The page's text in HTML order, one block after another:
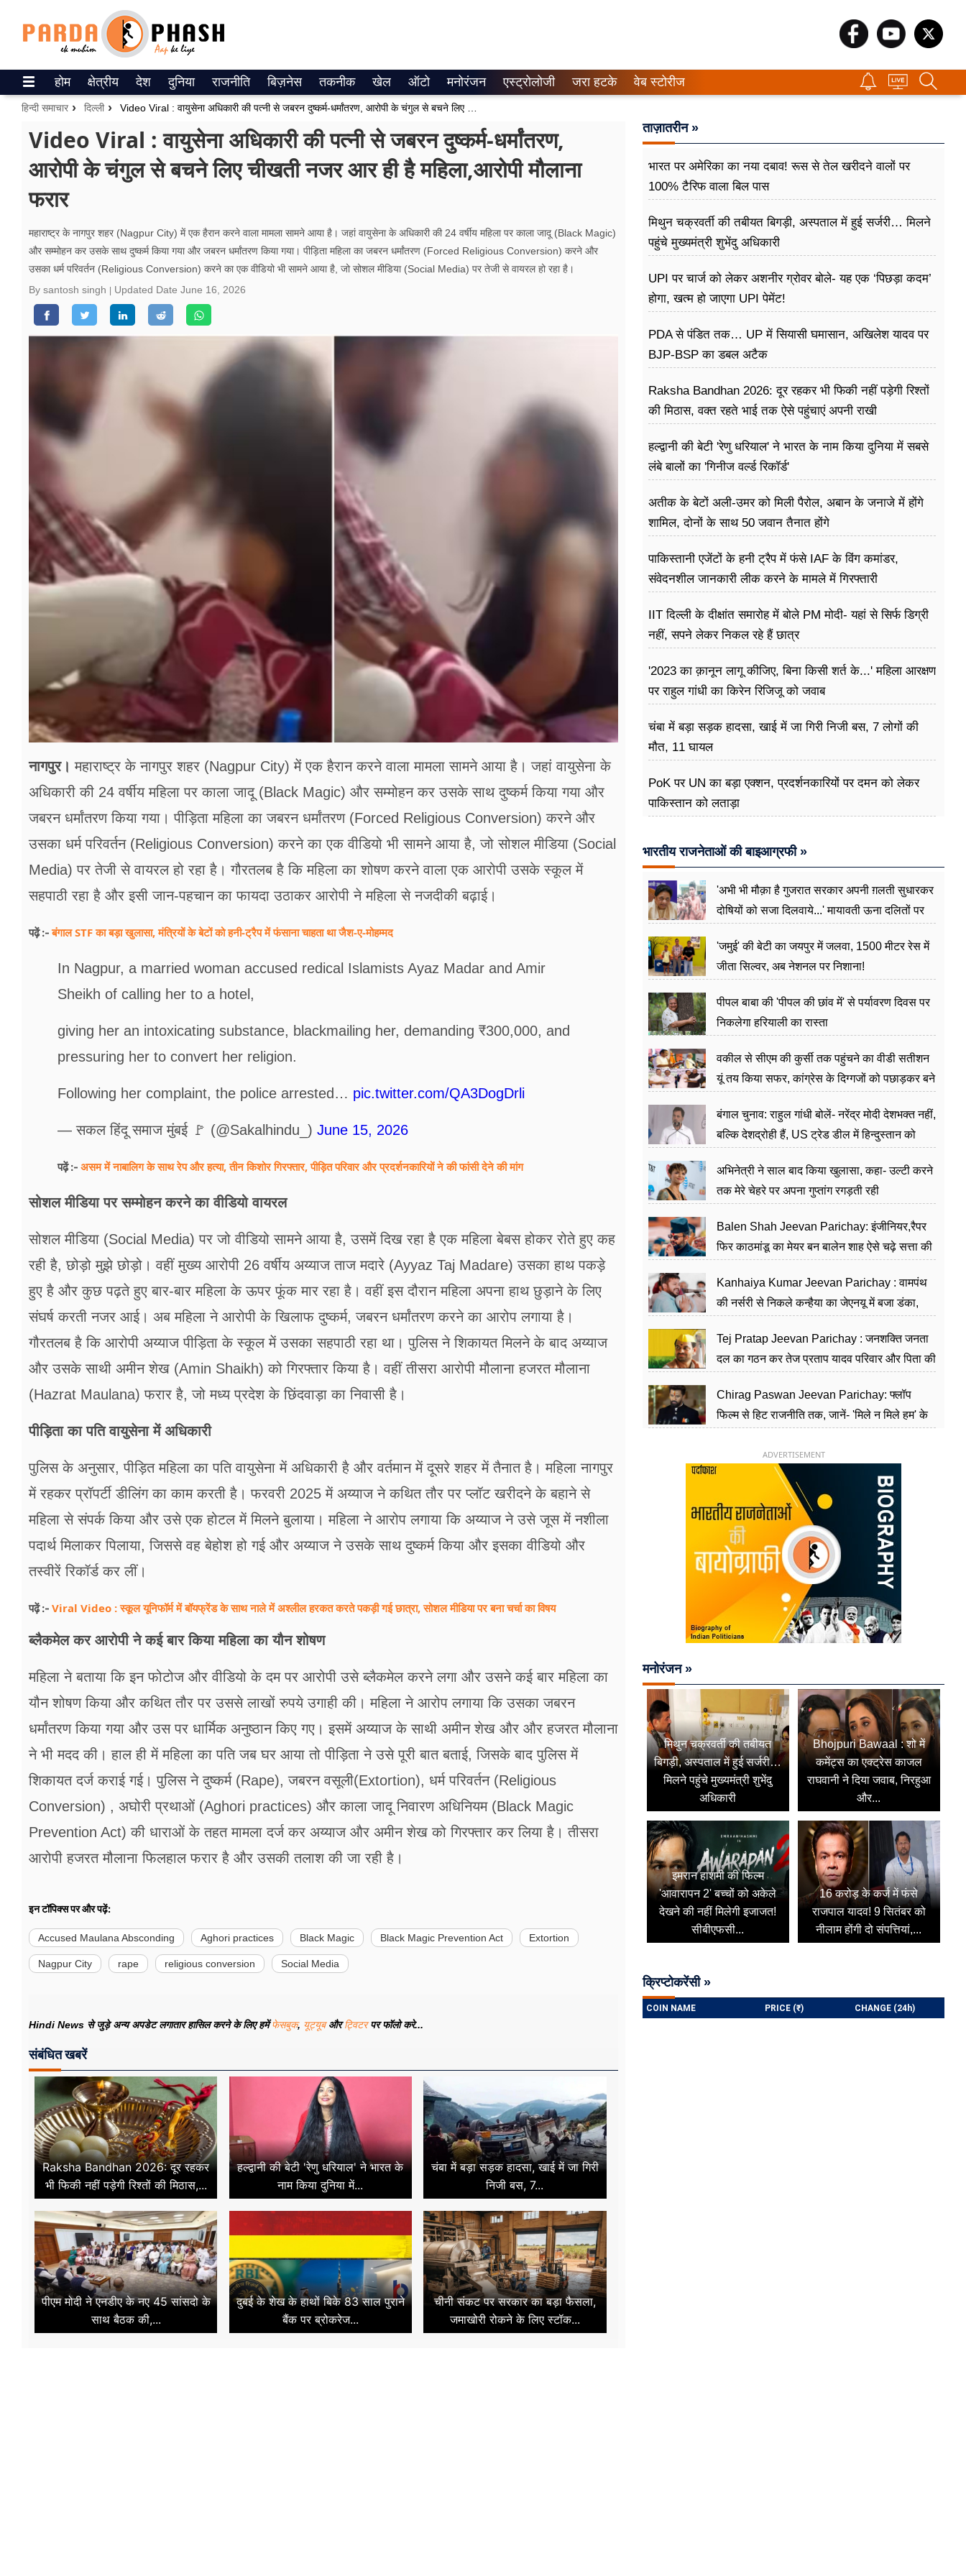
ePaper
वेब स्टोरीज
उत्तर प्रदेश
गैलरी
वीडियो
रिलेशनशिप
जीवन मंत्रा
जॉब्स
अन्य खबरें
होम क्षेत्रीय देश दुनिया राजनीति बिज़नेस तकनीक खेल ऑटो मनोरंजन एस्ट्रोलोजी जरा हटके वेब स्टोरीज
हिन्दी समाचार दिल्ली
Video Viral : वायुसेना अधिकारी की पत्नी से जबरन दुष्कर्म-धर्मांतरण,
आरोपी के चंगुल से बचने लिए चीखती नजर आर ही है महिला,आरोपी मौलाना
फरार
महाराष्ट्र के नागपुर शहर (Nagpur City) में एक हैरान करने वाला मामला सामने आया है। जहां वायुसेना के अधिकारी की 24 वर्षीय महिला पर काला जादू (Black Magic)
और सम्मोहन कर उसके साथ दुष्कर्म किया गया और जबरन धर्मांतरण किया गया। पीड़िता महिला का जबरन धर्मांतरण (Forced Religious Conversion) करने और
उसका धर्म परिवर्तन (Religious Conversion) करने का एक वीडियो भी सामने आया है, जो सोशल मीडिया (Social Media) पर तेजी से वायरल हो रहा है।
By santosh singh
Updated Date June 16, 2026
नागपुर। महाराष्ट्र के नागपुर शहर (Nagpur City) में एक हैरान करने वाला मामला सामने आया है। जहां वायुसेना के
अधिकारी की 24 वर्षीय महिला पर काला जादू (Black Magic) और सम्मोहन कर उसके साथ दुष्कर्म किया गया और
जबरन धर्मांतरण किया गया। पीड़िता महिला का जबरन धर्मांतरण (Forced Religious Conversion) करने और
उसका धर्म परिवर्तन (Religious Conversion) करने का एक वीडियो भी सामने आया है, जो सोशल मीडिया (Social
Media) पर तेजी से वायरल हो रहा है। गौरतलब है कि महिला का शोषण करने वाला एक आरोपी उसके स्कूल में
सहपाठी रहा है और इसी जान-पहचान का फायदा उठाकर आरोपी ने महिला से नजदीकी बढ़ाई।
पढ़ें :-बंगाल STF का बड़ा खुलासा, मंत्रियों के बेटों को हनी-ट्रैप में फंसाना चाहता था जैश-ए-मोहम्मद
In Nagpur, a married woman accused redical Islamists Ayaz Madar and Amir
Sheikh of calling her to a hotel,
giving her an intoxicating substance, blackmailing her, demanding ₹300,000, and
pressuring her to convert her religion.
Following her complaint, the police arrested… pic.twitter.com/QA3DogDrli
— सकल हिंदू समाज मुंबई 🚩 (@Sakalhindu_) June 15, 2026
पढ़ें :- असम में नाबालिग के साथ रेप और हत्या, तीन किशोर गिरफ्तार, पीड़ित परिवार और प्रदर्शनकारियों ने की फांसी देने की मांग
सोशल मीडिया पर सम्मोहन करने का वीडियो वायरल
सोशल मीडिया (Social Media) पर जो वीडियो सामने आया है, उसमें दिख रहा है एक महिला बेबस होकर रोते हुए कह
रही है, छोड़ो मुझे छोड़ो। वहीं मुख्य आरोपी 26 वर्षीय अय्याज ताज मदारे (Ayyaz Taj Madare) उसका हाथ पकड़े
हुए है और कुछ पढ़ते हुए बार-बार महिला के ऊपर फूंक मार रहा है। वहीं इस दौरान महिला अपना हाथ छुड़ाने के लिए
संघर्ष करती नजर आई। अब महिला ने आरोपी के खिलाफ दुष्कर्म, जबरन धर्मांतरण करने का आरोप लगाया है।
गौरतलब है कि आरोपी अय्याज पीड़िता के स्कूल में उसका सहपाठी रहा था। पुलिस ने शिकायत मिलने के बाद अय्याज
और उसके साथी अमीन शेख (Amin Shaikh) को गिरफ्तार किया है। वहीं तीसरा आरोपी मौलाना हजरत मौलाना
(Hazrat Maulana) फरार है, जो मध्य प्रदेश के छिंदवाड़ा का निवासी है।
पीड़िता का पति वायुसेना में अधिकारी
पुलिस के अनुसार, पीड़ित महिला का पति वायुसेना में अधिकारी है और वर्तमान में दूसरे शहर में तैनात है। महिला नागपुर
में रहकर प्रॉपर्टी डीलिंग का काम करती है। फरवरी 2025 में अय्याज ने कथित तौर पर प्लॉट खरीदने के बहाने से
महिला से संपर्क किया और उसे एक होटल में मिलने बुलाया। महिला ने आरोप लगाया कि अय्याज ने उसे जूस में नशीला
पदार्थ मिलाकर पिलाया, जिससे वह बेहोश हो गई और अय्याज ने उसके साथ दुष्कर्म किया और इसका वीडियो और
तस्वीरें रिकॉर्ड कर लीं।
पढ़ें :- Viral Video : स्कूल यूनिफॉर्म में बॉयफ्रेंड के साथ नाले में अश्लील हरकत करते पकड़ी गई छात्रा, सोशल मीडिया पर बना चर्चा का विषय
ब्लैकमेल कर आरोपी ने कई बार किया महिला का यौन शोषण
महिला ने बताया कि इन फोटोज और वीडियो के दम पर आरोपी उसे ब्लैकमेल करने लगा और उसने कई बार महिला का
यौन शोषण किया और कथित तौर पर उससे लाखों रुपये उगाही की। महिला ने आरोप लगाया कि उसका जबरन
धर्मांतरण किया गया और उस पर धार्मिक अनुष्ठान किए गए। इसमें अय्याज के साथी अमीन शेख और और हजरत मौलाना
ने भी मदद की। हाल ही में महिला का पति जब घर आया तो पीड़िता ने उसे पूरी बात बताई, जिसके बाद पुलिस में
शिकायत दर्ज कराई गई। पुलिस ने दुष्कर्म (Rape), जबरन वसूली(Extortion), धर्म परिवर्तन (Religious
Conversion) , अघोरी प्रथाओं (Aghori practices) और काला जादू निवारण अधिनियम (Black Magic
Prevention Act) की धाराओं के तहत मामला दर्ज कर अय्याज और अमीन शेख को गिरफ्तार कर लिया है। तीसरा
आरोपी हजरत मौलाना फिलहाल फरार है और उसकी तलाश की जा रही है।
इन टॉपिक्स पर और पढ़ें:
Accused Maulana Absconding Aghori practices Black Magic Black Magic Prevention Act Extortion
Nagpur City rape religious conversion Social Media
Hindi News से जुड़े अन्य अपडेट लगातार हासिल करने के लिए हमेंफेसबुक, यूट्यूबऔरट्विटरपर फॉलो करे...
संबंधित खबरें
Raksha Bandhan 2026: दूर रहकर
भी फिकी नहीं पड़ेगी रिश्तों की मिठास,...
हल्द्वानी की बेटी 'रेणु धरियाल' ने भारत के
नाम किया दुनिया में...
चंबा में बड़ा सड़क हादसा, खाई में जा गिरी
निजी बस, 7...
पीएम मोदी ने एनडीए के नए 45 सांसदो के
साथ बैठक की,...
दुबई के शेख के हाथों बिके 83 साल पुराने
बैंक पर ब्रोकरेज...
चीनी संकट पर सरकार का बड़ा फैसला,
जमाखोरी रोकने के लिए स्टॉक...
ताज़ातरीन »
भारत पर अमेरिका का नया दबाव! रूस से तेल खरीदने वालों पर
100% टैरिफ वाला बिल पास
मिथुन चक्रवर्ती की तबीयत बिगड़ी, अस्पताल में हुई सर्जरी… मिलने
पहुंचे मुख्यमंत्री शुभेंदु अधिकारी
UPI पर चार्ज को लेकर अशनीर ग्रोवर बोले- यह एक ‘पिछड़ा कदम’
होगा, खत्म हो जाएगा UPI पेमेंट!
PDA से पंडित तक… UP में सियासी घमासान, अखिलेश यादव पर
BJP-BSP का डबल अटैक
Raksha Bandhan 2026: दूर रहकर भी फिकी नहीं पड़ेगी रिश्तों
की मिठास, वक्त रहते भाई तक ऐसे पहुंचाएं अपनी राखी
हल्द्वानी की बेटी 'रेणु धरियाल' ने भारत के नाम किया दुनिया में सबसे
लंबे बालों का 'गिनीज वर्ल्ड रिकॉर्ड'
अतीक के बेटों अली-उमर को मिली पैरोल, अबान के जनाजे में होंगे
शामिल, दोनों के साथ 50 जवान तैनात होंगे
पाकिस्तानी एजेंटों के हनी ट्रैप में फंसे IAF के विंग कमांडर,
संवेदनशील जानकारी लीक करने के मामले में गिरफ्तारी
IIT दिल्ली के दीक्षांत समारोह में बोले PM मोदी- यहां से सिर्फ डिग्री
नहीं, सपने लेकर निकल रहे हैं छात्र
'2023 का क़ानून लागू कीजिए, बिना किसी शर्त के...' महिला आरक्षण
पर राहुल गांधी का किरेन रिजिजू को जवाब
चंबा में बड़ा सड़क हादसा, खाई में जा गिरी निजी बस, 7 लोगों की
मौत, 11 घायल
PoK पर UN का बड़ा एक्शन, प्रदर्शनकारियों पर दमन को लेकर
पाकिस्तान को लताड़ा
भारतीय राजनेताओं की बाइआग्रफी »
'अभी भी मौक़ा है गुजरात सरकार अपनी ग़लती सुधारकर
दोषियों को सजा दिलवाये...' मायावती ऊना दलितों पर
'जमुई' की बेटी का जयपुर में जलवा, 1500 मीटर रेस में
जीता सिल्वर, अब नेशनल पर निशाना!
पीपल बाबा की 'पीपल की छांव में' से पर्यावरण दिवस पर
निकलेगा हरियाली का रास्ता
वकील से सीएम की कुर्सी तक पहुंचने का वीडी सतीशन
यूं तय किया सफर, कांग्रेस के दिग्गजों को पछाड़कर बने
बंगाल चुनाव: राहुल गांधी बोलें- नरेंद्र मोदी देशभक्त नहीं,
बल्कि देशद्रोही हैं, US ट्रेड डील में हिन्दुस्तान को
अभिनेत्री ने साल बाद किया खुलासा, कहा- उल्टी करने
तक मेरे चेहरे पर अपना गुप्तांग रगड़ती रही
Balen Shah Jeevan Parichay: इंजीनियर,रैपर
फिर काठमांडू का मेयर बन बालेन शाह ऐसे चढ़े सत्ता की
Kanhaiya Kumar Jeevan Parichay : वामपंथ
की नर्सरी से निकले कन्हैया का जेएनयू में बजा डंका,
Tej Pratap Jeevan Parichay : जनशक्ति जनता
दल का गठन कर तेज प्रताप यादव परिवार और पिता की
Chirag Paswan Jeevan Parichay: फ्लॉप
फिल्म से हिट राजनीति तक, जानें- 'मिले न मिले हम' के
ADVERTISEMENT
मनोरंजन »
मिथुन चक्रवर्ती की तबीयत
बिगड़ी, अस्पताल में हुई सर्जरी…
मिलने पहुंचे मुख्यमंत्री शुभेंदु
अधिकारी
Bhojpuri Bawaal : शो में
कमेंट्स का एक्ट्रेस काजल
राघवानी ने दिया जवाब, निरहुआ
और...
इमरान हाशमी की फिल्म
'आवारापन 2' बच्चों को अकेले
देखने की नहीं मिलेगी इजाजत!
सीबीएफसी...
16 करोड़ के कर्ज में फंसे
राजपाल यादव! 9 सितंबर को
नीलाम होंगी दो संपत्तियां,...
क्रिप्टोकरेंसी »